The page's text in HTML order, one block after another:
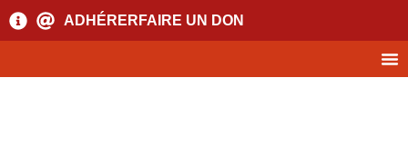
ADHÉRER FAIRE UN DON